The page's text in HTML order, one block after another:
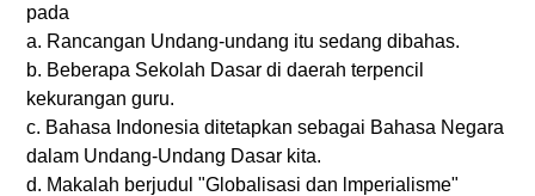
pada
a. Rancangan Undang-undang itu sedang dibahas.
b. Beberapa Sekolah Dasar di daerah terpencil
kekurangan guru.
c. Bahasa Indonesia ditetapkan sebagai Bahasa Negara
dalam Undang-Undang Dasar kita.
d. Makalah berjudul "Globalisasi dan lmperialisme"